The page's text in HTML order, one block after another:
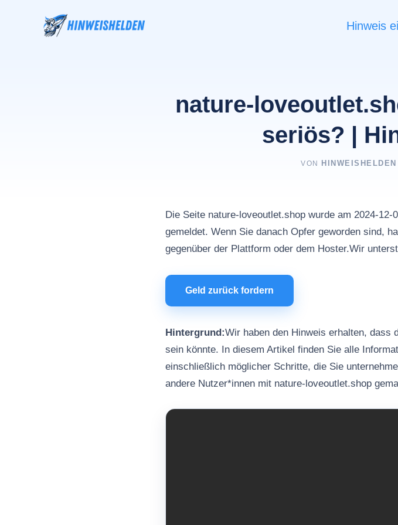
Hinweis
nature-
seriös? |
VON HINWEISHELDEN
Die Seite nature-loveoutlet.shop wurde am 2024-12-
gemeldet. Wenn Sie danach Opfer geworden sind,
gegenüber der Plattform oder dem Hoster.Wir
Geld zurück fordern
Hintergrund:Wir haben den Hinweis erhalten, dass
sein könnte. In diesem Artikel finden Sie alle
einschließlich möglicher Schritte, die Sie
andere Nutzer*innen mit nature-loveoutlet.shop